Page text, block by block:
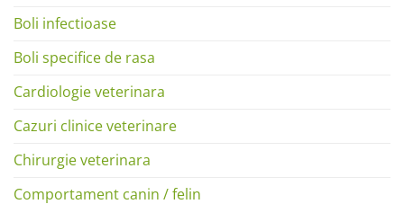
Boli infectioase
Boli specifice de rasa
Cardiologie veterinara
Cazuri clinice veterinare
Chirurgie veterinara
Comportament canin / felin